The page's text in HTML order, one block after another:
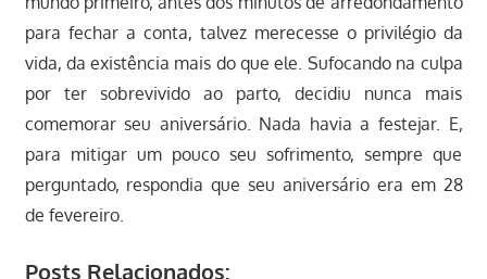
para fechar a conta, talvez merecesse o privilégio da
vida, da existência mais do que ele. Sufocando na culpa
por ter sobrevivido ao parto, decidiu nunca mais
comemorar seu aniversário. Nada havia a festejar. E,
para mitigar um pouco seu sofrimento, sempre que
perguntado, respondia que seu aniversário era em 28
de fevereiro.
Posts Relacionados: